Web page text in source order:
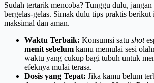
Sudah tertarik mencoba? Tunggu dulu,
bergelas-gelas. Simak dulu tips praktis berikut
maksimal dan aman.
Waktu Terbaik: Konsumsi satu shot
menit sebelum kamu memulai sesi
waktu yang cukup bagi tubuh untuk
efeknya mulai terasa.
Dosis yang Tepat: Jika kamu belum